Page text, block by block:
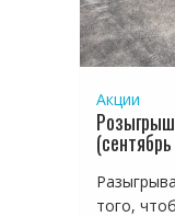
Акции
того,